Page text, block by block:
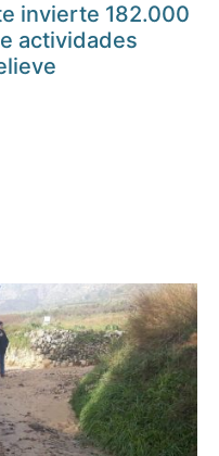
invierte 182.000
actividades